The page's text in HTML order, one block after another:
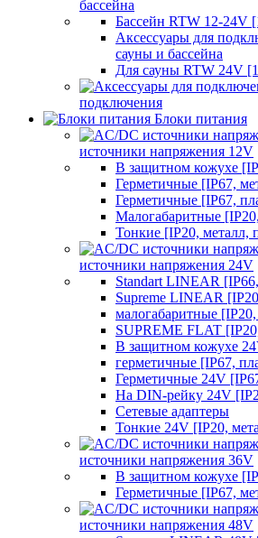
бассейна
Бассейн RTW 12-24V
Аксессуары для
сауны и бассейна
Для сауны RTW 24V
подключения
Блоки питания
источники напряжения 12V
В защитном кожухе
Герметичные [IP67,
Герметичные [IP67,
Малогабаритные
Тонкие [IP20, металл,
источники напряжения 24V
Standart LINEAR
Supreme LINEAR
малогабаритные
SUPREME FLAT
В защитном кожухе
герметичные [IP67,
Герметичные 24V
На DIN-рейку 24V
Сетевые адаптеры
Тонкие 24V [IP20,
источники напряжения 36V
В защитном кожухе
Герметичные [IP67,
источники напряжения 48V